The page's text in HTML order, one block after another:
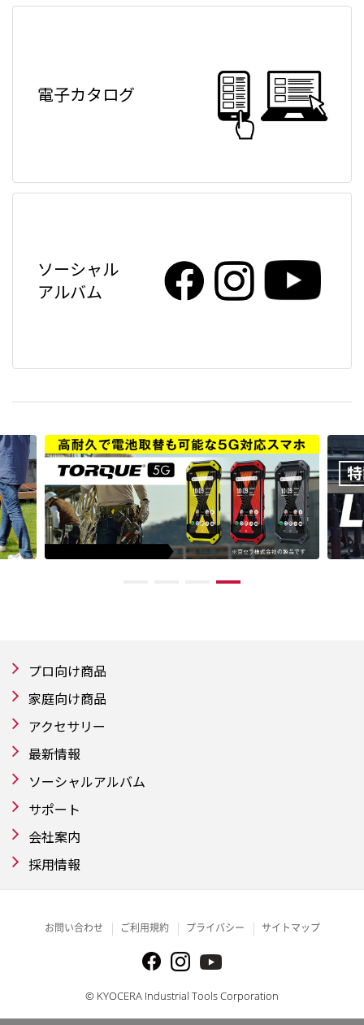
電子カタログ
ソーシャル
アルバム
プロ向け商品
家庭向け商品
アクセサリー
最新情報
ソーシャルアルバム
サポート
会社案内
採用情報
お問い合わせ ご利用規約 プライバシー サイトマップ
© KYOCERA Industrial Tools Corporation